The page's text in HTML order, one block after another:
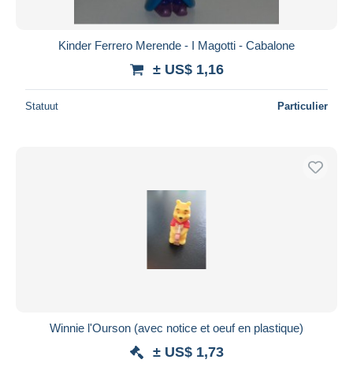
Kinder Ferrero Merende - I Magotti - Cabalone
± US$ 1,16
Statuut Particulier
Winnie l'Ourson (avec notice et oeuf en plastique)
± US$ 1,73